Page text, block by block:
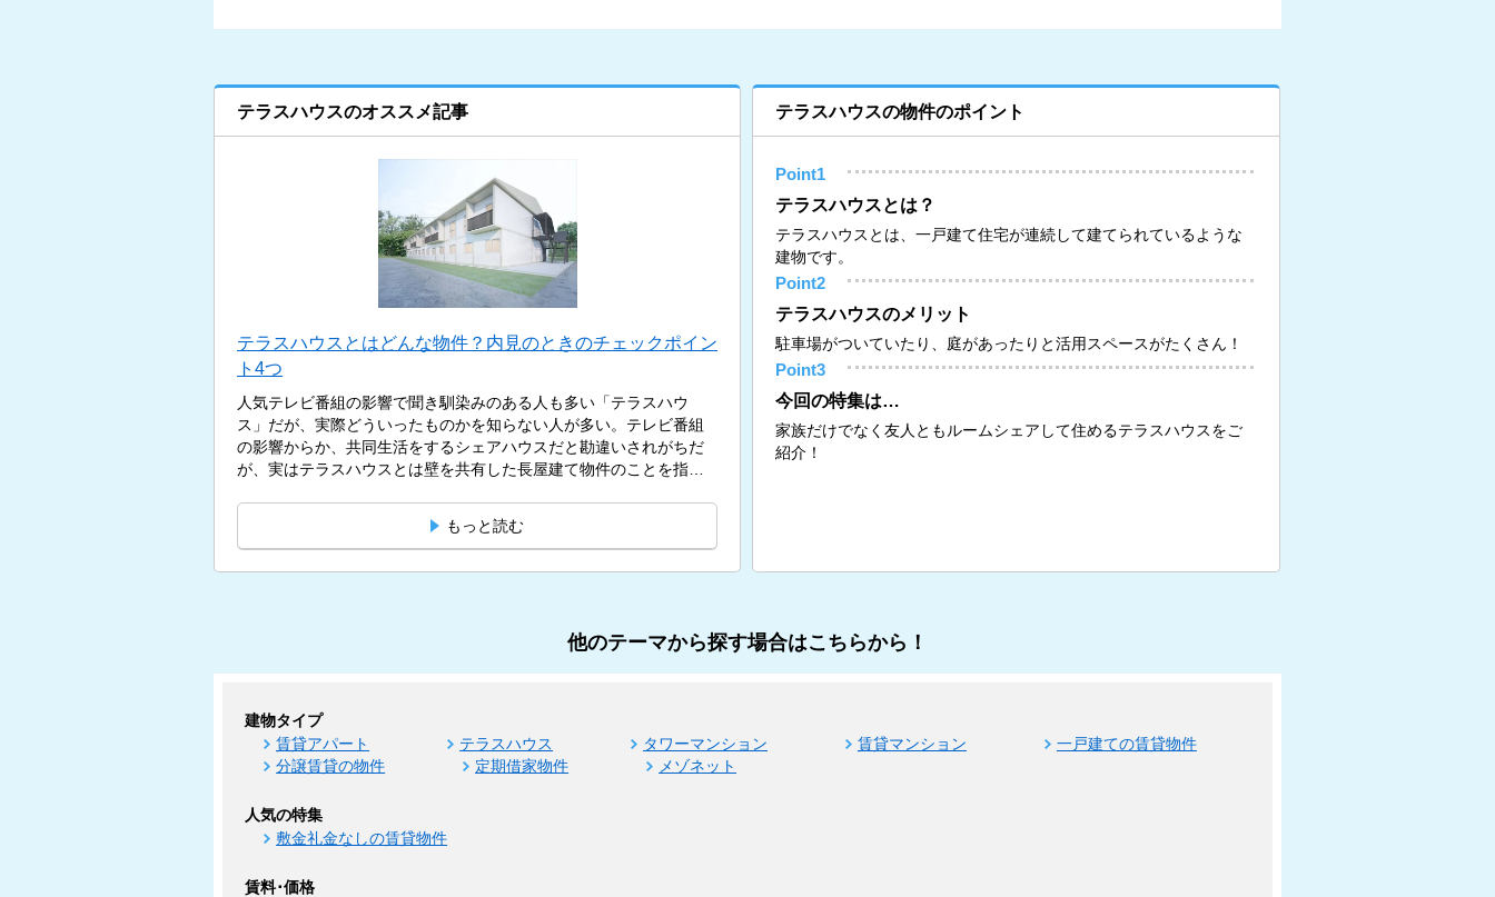
テラスハウスのオススメ記事
テラスハウスとはどんな物件？内見のときのチェックポイン
ト4つ
人気テレビ番組の影響で聞き馴染みのある人も多い「テラスハウ
ス」だが、実際どういったものかを知らない人が多い。テレビ番組
の影響からか、共同生活をするシェアハウスだと勘違いされがちだ
が、実はテラスハウスとは壁を共有した長屋建て物件のことを指
もっと読む
テラスハウスの物件のポイント
Point1
テラスハウスとは？
テラスハウスとは、一戸建て住宅が連続して建てられているような
建物です。
Point2
テラスハウスのメリット
駐車場がついていたり、庭があったりと活用スペースがたくさん！
Point3
今回の特集は…
家族だけでなく友人ともルームシェアして住めるテラスハウスをご
紹介！
他のテーマから探す場合はこちらから！
建物タイプ
賃貸アパート テラスハウス タワーマンション 賃貸マンション
一戸建ての賃貸物件
分譲賃貸の物件
定期借家物件 メゾネット
人気の特集
敷金礼金なしの賃貸物件
賃料･価格